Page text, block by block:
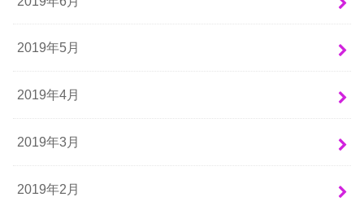
2019年5月
2019年4月
2019年3月
2019年2月